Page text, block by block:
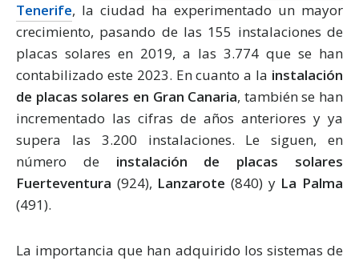
Tenerife, la ciudad ha experimentado un mayor
crecimiento, pasando de las 155 instalaciones de
placas solares en 2019, a las 3.774 que se han
contabilizado este 2023. En cuanto a la instalación
de placas solares en Gran Canaria, también se han
incrementado las cifras de años anteriores y ya
supera las 3.200 instalaciones. Le siguen, en
número de instalación de placas solares
Fuerteventura (924), Lanzarote (840) y La Palma
(491).
La importancia que han adquirido los sistemas de